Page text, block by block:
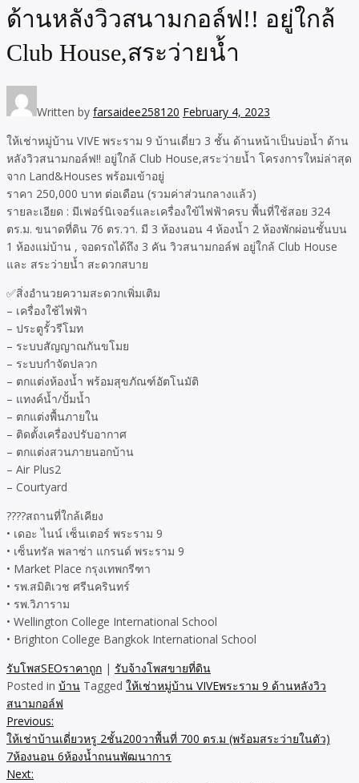
ด้านหลังวิวสนามกอล์ฟ!! อยู่ใกล้
Club House,สระว่ายน้ำ
Written by farsaidee258120 February 4, 2023
ให้เช่าหมู่บ้าน VIVE พระราม 9 บ้านเดี่ยว 3 ชั้น ด้านหน้าเป็นบ่อน้ำ ด้าน
หลังวิวสนามกอล์ฟ!! อยู่ใกล้ Club House,สระว่ายน้ำ โครงการใหม่ล่าสุด
จาก​ Land​&Houses พร้อมเข้าอยู่
ราคา 250,000 บาท ต่อเดือน (รวมค่าส่วนกลางแล้ว)
รายละเอียด : มีเฟอร์นิเจอร์และเครื่องใข้ไฟฟ้าครบ พื้นที่ใช้สอย 324
ตร.ม. ขนาดที่ดิน 76 ตร.วา. มี 3 ห้องนอน 4 ห้องน้ำ 2 ห้องพักผ่อนชั้นบน
1 ห้องแม่บ้าน , จอดรถได้ถึง 3 คัน วิวสนามกอล์ฟ อยู่ใกล้ Club House
และ สระว่ายน้ำ สะดวกสบาย
✅สิ่งอำนวยความสะดวกเพิ่มเติม
– เครื่องใช้ไฟฟ้า
– ประตูรั้วรีโมท
– ระบบสัญญาณกันขโมย
– ระบบกำจัดปลวก
– ตกแต่งห้องน้ำ พร้อมสุขภัณฑ์อัตโนมัติ
– แทงค์น้ำ/ปั้มน้ำ
– ตกแต่งพื้นภายใน
– ติดตั้งเครื่องปรับอากาศ
– ตกแต่งสวนภายนอกบ้าน
– Air Plus2
– Courtyard
????สถานที่ใกล้เคียง
• เดอะ ไนน์ เซ็นเตอร์ พระราม 9
• เซ็นทรัล พลาซ่า แกรนด์ พระราม 9
• Market Place กรุงเทพกรีฑา
• รพ.สมิติเวช ศรีนครินทร์
• รพ.วิภาราม
• Wellington College International School
• Brighton College Bangkok International School
รับโพสSEOราคาถูก | รับจ้างโพสขายที่ดิน
Posted in บ้าน Tagged ให้เช่าหมู่บ้าน VIVEพระราม 9 ด้านหลังวิว
สนามกอล์ฟ
Post
navigation
Previous:
ให้เช่าบ้านเดี่ยวหรู 2ชั้น200วาพื้นที่ 700 ตร.ม (พร้อมสระว่ายในตัว)
7ห้องนอน 6ห้องน้ำถนนพัฒนาการ
Next: